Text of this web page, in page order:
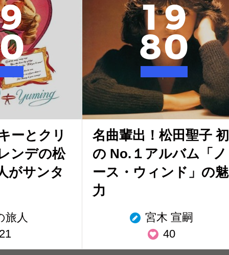
9
ーとクリ
ンデの松
がサンタ
旅人
19
80
名曲輩出！松田聖子 初
の No.１アルバム「ノ
ース・ウィンド」の魅
力
宮木 宣嗣
40